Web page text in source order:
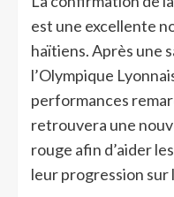
est une excellente
haïtiens. Après une
l’Olympique
performances
retrouvera une
rouge afin d’aider
leur progression